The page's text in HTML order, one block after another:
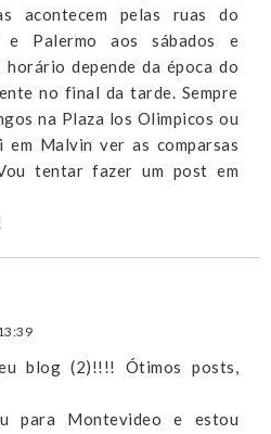
acontecem pelas ruas do
e Palermo aos sábados e
horário depende da época do
no final da tarde. Sempre
na Plaza los Olimpicos ou
em Malvin ver as comparsas
tentar fazer um post em
blog (2)!!!! Ótimos posts,
para Montevideo e estou